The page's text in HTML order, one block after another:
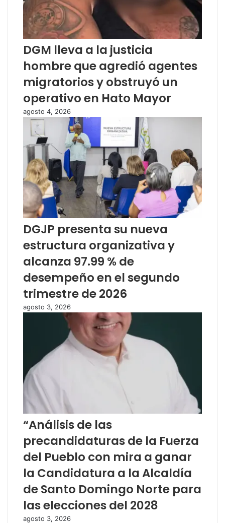
DGM lleva a la justicia
hombre que agredió agentes
migratorios y obstruyó un
operativo en Hato Mayor
agosto 4, 2026
DGJP presenta su nueva
estructura organizativa y
alcanza 97.99 % de
desempeño en el segundo
trimestre de 2026
agosto 3, 2026
“Análisis de las
precandidaturas de la Fuerza
del Pueblo con mira a ganar
la Candidatura a la Alcaldía
de Santo Domingo Norte para
las elecciones del 2028
agosto 3, 2026